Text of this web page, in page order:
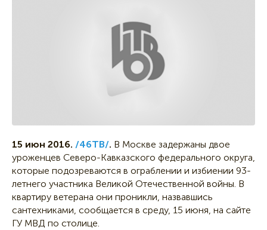
15 июн 2016. /46ТВ/. В Москве задержаны двое
уроженцев Северо-Кавказского федерального округа,
которые подозреваются в ограблении и избиении 93-
летнего участника Великой Отечественной войны. В
квартиру ветерана они проникли, назвавшись
сантехниками, сообщается в среду, 15 июня, на сайте
ГУ МВД по столице.